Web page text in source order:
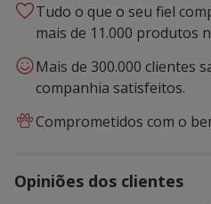
Tudo o que o seu fiel
mais de 11.000 produtos
Mais de 300.000 clientes
companhia satisfeitos.
Comprometidos com o
Opiniões dos clientes